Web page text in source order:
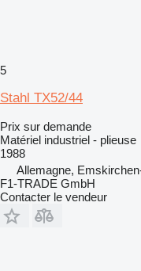
5
Stahl TX52/44
Prix sur demande
Matériel industriel - plieuse
1988
Allemagne,
F1-TRADE GmbH
Contacter le vendeur